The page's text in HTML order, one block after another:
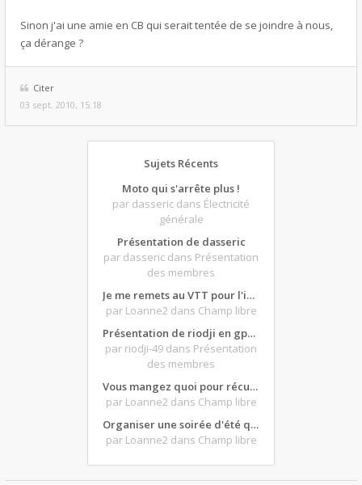
Sinon j'ai une amie en CB qui serait tentée de se joindre à nous,
ça dérange ?
Citer
03 sept. 2010, 15:18
Sujets Récents
Moto qui s'arrête plus !
par dasseric dans Électricité
générale
Présentation de dasseric
par dasseric dans Présentation
des membres
Je me remets au VTT pour l'intersaison, version électrique
par Loanne2 dans Champ libre
Présentation de riodji en gpz500
par riodji-49 dans Présentation
des membres
Vous mangez quoi pour récupérer après une grosse journée de moto ?
par Loanne2 dans Champ libre
Organiser une soirée d'été qui claque : vos bons plans matos ?
par Loanne2 dans Champ libre